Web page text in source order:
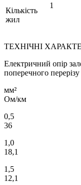
Кількість
жил
1
ТЕХНІЧНІ
Електричний опір
поперечного
мм²
Ом/км
0,5
36
1,0
18,1
1,5
12,1